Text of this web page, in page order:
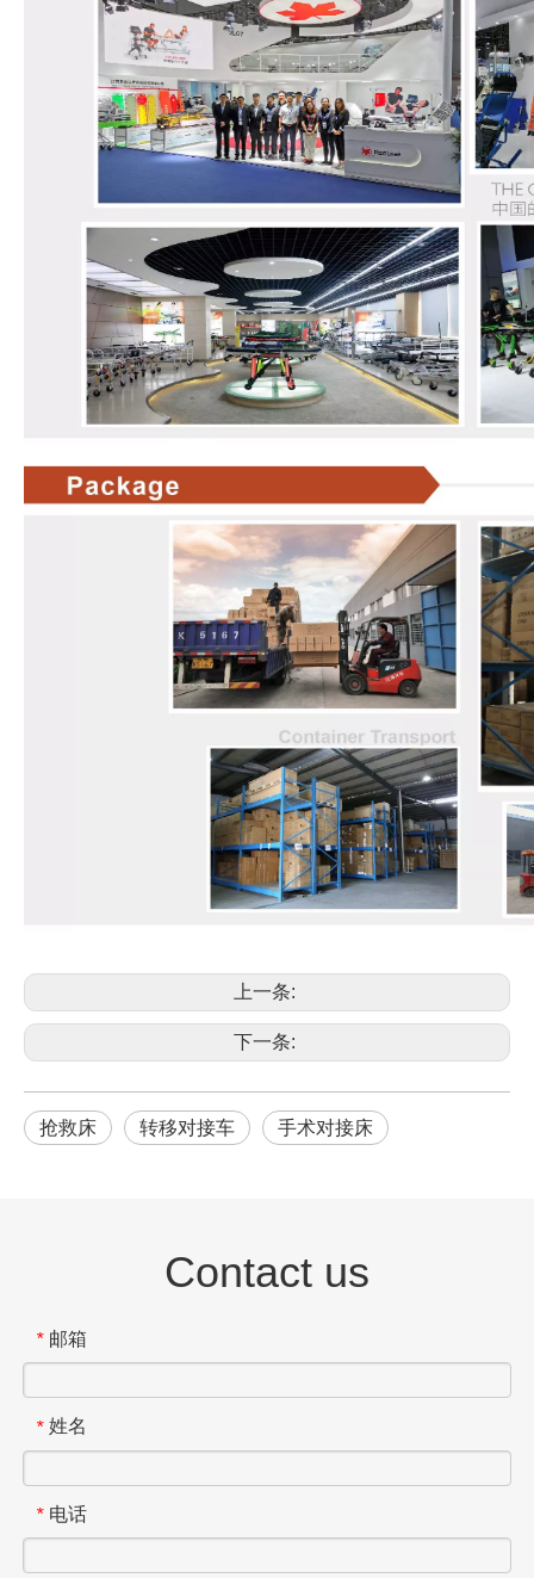
上一条:
下一条:
抢救床 转移对接车 手术对接床
Contact us
* 邮箱
* 姓名
* 电话